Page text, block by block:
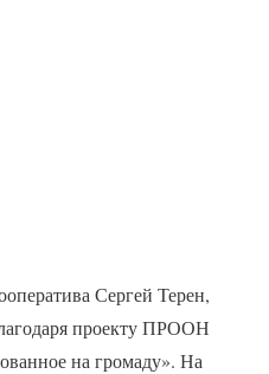
Сергей Терен,
проекту ПРООН
на громаду». На